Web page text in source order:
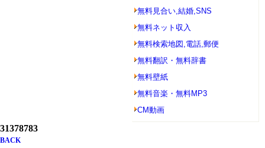
無料見合い,結婚,SNS
無料ネット収入
無料検索地図,電話,郵便
無料翻訳・無料辞書
無料壁紙
無料音楽・無料MP3
CM動画
31378783
BACK